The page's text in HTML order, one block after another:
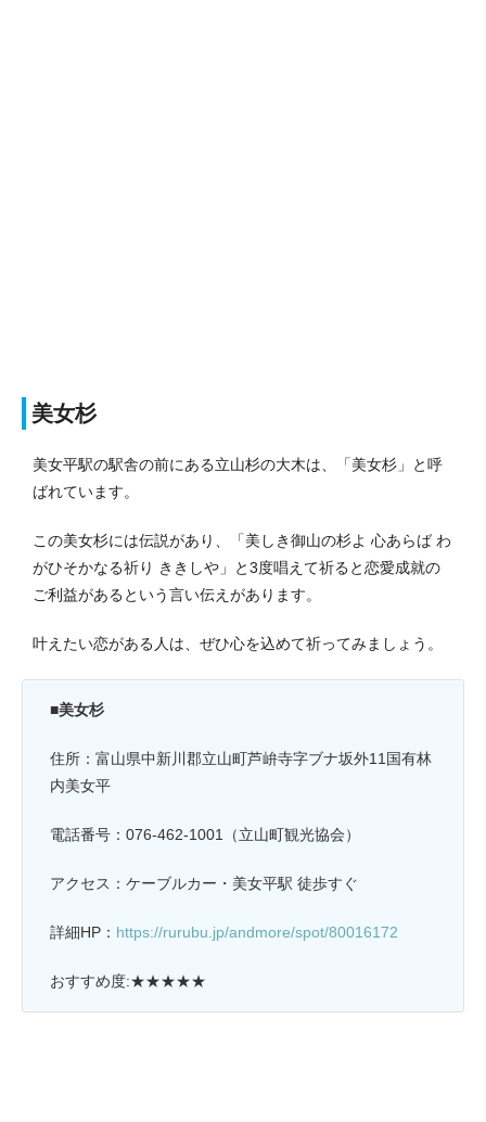
美女杉
美女平駅の駅舎の前にある立山杉の大木は、「美女杉」と呼
ばれています。
この美女杉には伝説があり、「美しき御山の杉よ 心あらば わ
がひそかなる祈り ききしや」と3度唱えて祈ると恋愛成就の
ご利益があるという言い伝えがあります。
叶えたい恋がある人は、ぜひ心を込めて祈ってみましょう。
■美女杉
住所：富山県中新川郡立山町芦峅寺字ブナ坂外11国有林
内美女平
電話番号：076-462-1001（立山町観光協会）
アクセス：ケーブルカー・美女平駅 徒歩すぐ
詳細HP： https://rurubu.jp/andmore/spot/80016172
おすすめ度:★★★★★